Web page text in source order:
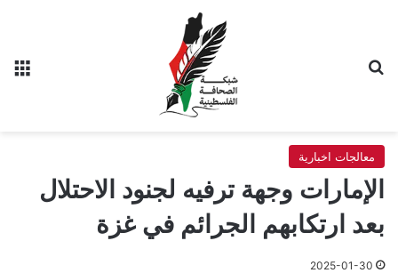
معالجات اخبارية
الإمارات وجهة ترفيه لجنود الاحتلال
بعد ارتكابهم الجرائم في غزة
2025-01-30